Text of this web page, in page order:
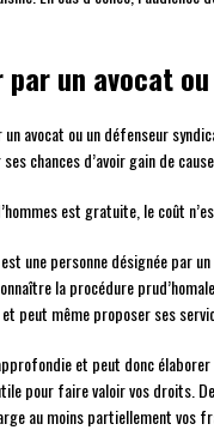
un avocat
avocat ou un défenseur
chances d’avoir gain de cause.
est gratuite, le coût
une personne désignée par
la procédure
peut même proposer ses
et peut donc
pour faire valoir vos droits.
au moins partiellement vos